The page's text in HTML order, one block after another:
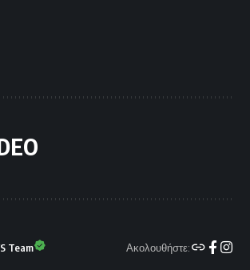
Team Ακολουθήστε: